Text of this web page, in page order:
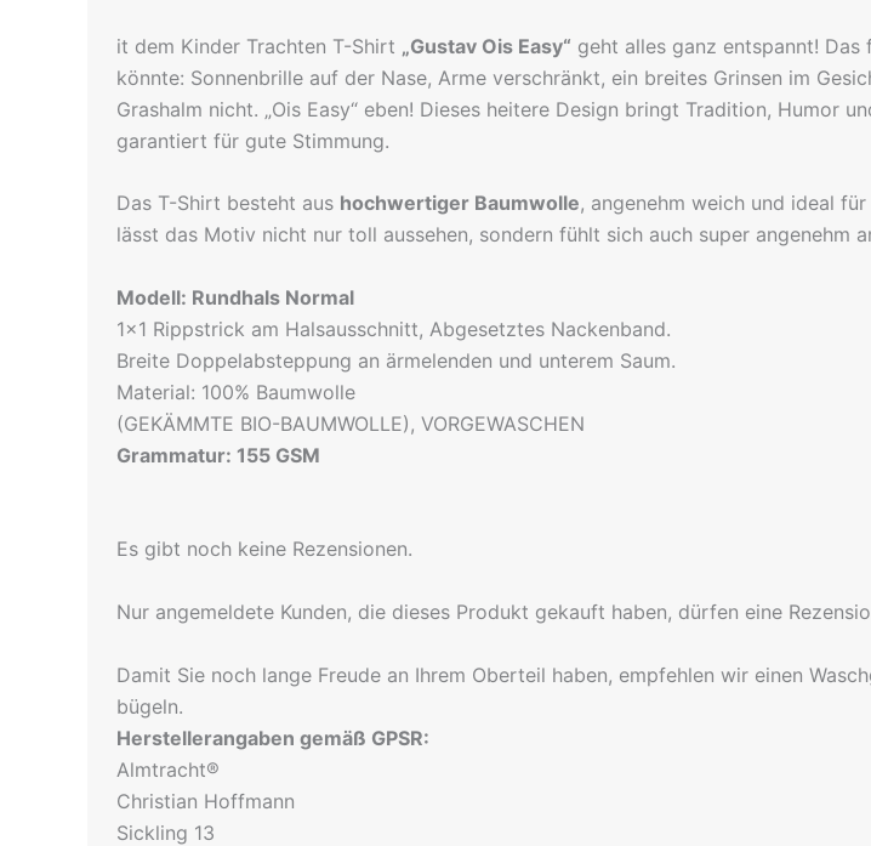
it dem Kinder Trachten T-Shirt „Gustav Ois Easy“ geht alles ganz entspannt!
könnte: Sonnenbrille auf der Nase, Arme verschränkt, ein breites Grinsen im
Grashalm nicht. „Ois Easy“ eben! Dieses heitere Design bringt Tradition, Humor
garantiert für gute Stimmung.
Das T-Shirt besteht aus hochwertiger Baumwolle, angenehm weich und ideal
lässt das Motiv nicht nur toll aussehen, sondern fühlt sich auch super angenehm
Modell: Rundhals Normal
1×1 Rippstrick am Halsausschnitt, Abgesetztes Nackenband.
Breite Doppelabsteppung an ärmelenden und unterem Saum.
Material: 100% Baumwolle
(GEKÄMMTE BIO-BAUMWOLLE), VORGEWASCHEN
Grammatur: 155 GSM
Es gibt noch keine Rezensionen.
Nur angemeldete Kunden, die dieses Produkt gekauft haben, dürfen eine
Damit Sie noch lange Freude an Ihrem Oberteil haben, empfehlen wir einen
bügeln.
Herstellerangaben gemäß GPSR:
Almtracht®
Christian Hoffmann
Sickling 13